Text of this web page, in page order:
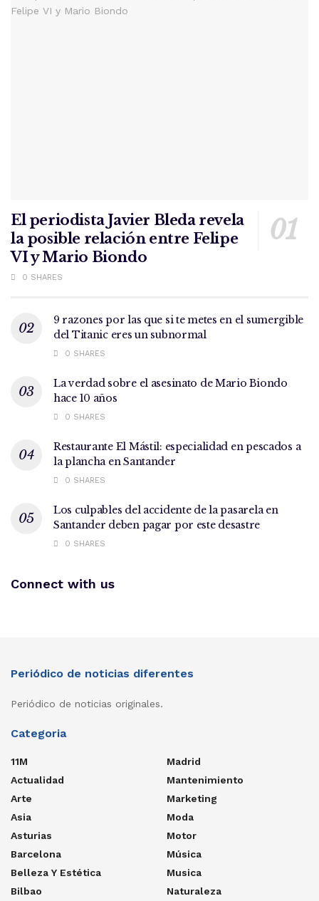
El periodista Javier Bleda revela
la posible relación entre Felipe
VI y Mario Biondo
0 SHARES
9 razones por las que si te metes en el sumergible
del Titanic eres un subnormal
0 SHARES
La verdad sobre el asesinato de Mario Biondo
hace 10 años
0 SHARES
Restaurante El Mástil: especialidad en pescados a
la plancha en Santander
0 SHARES
Los culpables del accidente de la pasarela en
Santander deben pagar por este desastre
0 SHARES
Connect with us
Periódico de noticias diferentes
Periódico de noticias originales.
Categoria
11M
Actualidad
Arte
Asia
Asturias
Barcelona
Belleza Y Estética
Bilbao
Madrid
Mantenimiento
Marketing
Moda
Motor
Música
Musica
Naturaleza